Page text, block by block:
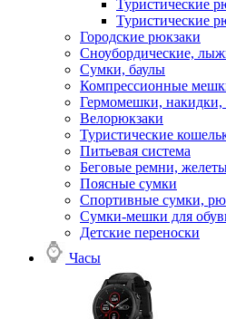
Туристические
Туристические
Городские рюкзаки
Сноубордические,
Сумки, баулы
Компрессионные
Гермомешки, накидки,
Велорюкзаки
Туристические
Питьевая система
Беговые ремни,
Поясные сумки
Спортивные сумки,
Сумки-мешки для
Детские переноски
Часы